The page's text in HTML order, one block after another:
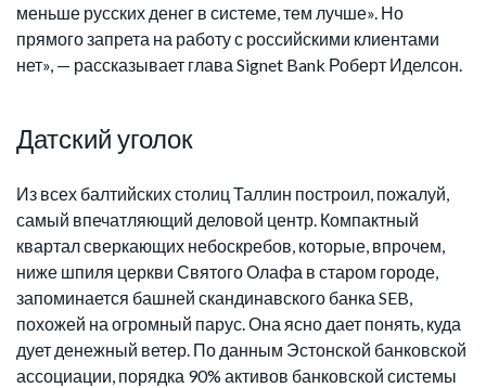
меньше русских денег в системе, тем лучше». Но
прямого запрета на работу с российскими клиентами
нет», — рассказывает глава Signet Bank Роберт Иделсон.
Датский уголок
Из всех балтийских столиц Таллин построил, пожалуй,
самый впечатляющий деловой центр. Компактный
квартал сверкающих небоскребов, которые, впрочем,
ниже шпиля церкви Святого Олафа в старом городе,
запоминается башней скандинавского банка SEB,
похожей на огромный парус. Она ясно дает понять, куда
дует денежный ветер. По данным Эстонской банковской
ассоциации, порядка 90% активов банковской системы